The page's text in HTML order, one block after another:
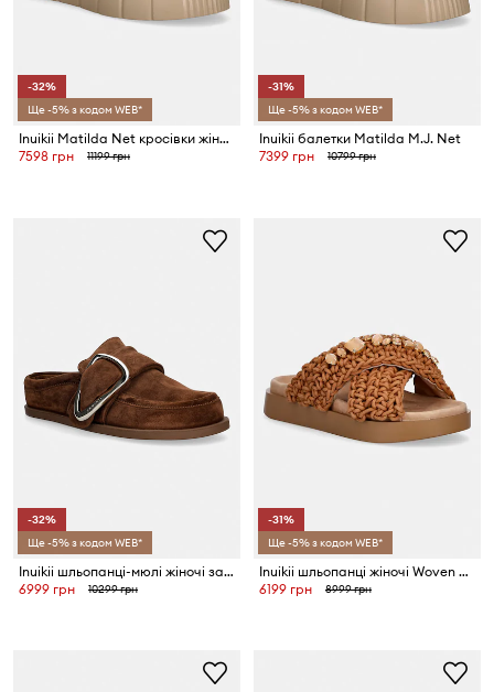
-32%
Ще -5% з кодом WEB*
Inuikii Matilda Net кросівки жіночі
7598 грн
11199 грн
-31%
Ще -5% з кодом WEB*
Inuikii балетки Matilda M.J. Net
7399 грн
10799 грн
-32%
Ще -5% з кодом WEB*
Inuikii шльопанці-мюлі жіночі замшеві Mule Soft
6999 грн
10299 грн
-31%
Ще -5% з кодом WEB*
Inuikii шльопанці жіночі Woven Stones
6199 грн
8999 грн